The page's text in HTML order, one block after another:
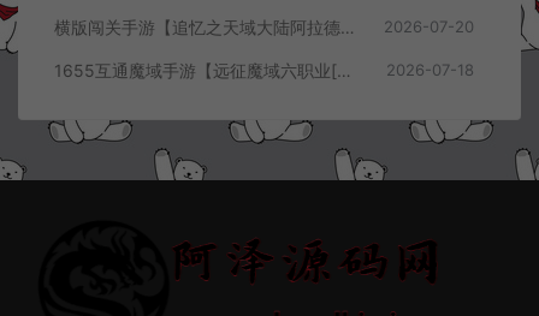
横版闯关手游【追忆之天域大陆阿拉德[60帧]】7月最新整理Linux手工服务端+客户端源码+管理后台+GM授权后台+安卓苹果双端+详细搭建教程+视频教程 2026-07-20
1655互通魔域手游【远征魔域六职业[神75]】7月最新整理Win半手工服务端+攻略文档+GM工具+安卓+详细搭建教程+视频教程 2026-07-18